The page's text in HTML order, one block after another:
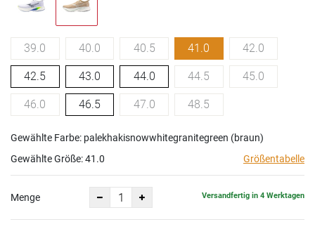
39.0 40.0 40.5 41.0 42.0
42.5 43.0 44.0 44.5 45.0
46.0 46.5 47.0 48.5
Gewählte Farbe: palekhakisnowwhitegranitegreen (braun)
Gewählte Größe:41.0 Größentabelle
Menge Versandfertig in 4 Werktagen